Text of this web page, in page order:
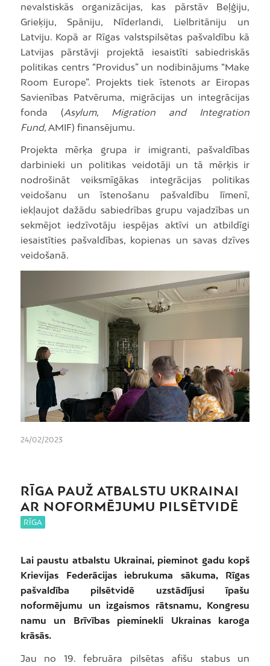
nevalstiskās organizācijas, kas pārstāv Beļģiju,
Grieķiju, Spāniju, Nīderlandi, Lielbritāniju un
Latviju. Kopā ar Rīgas valstspilsētas pašvaldību kā
Latvijas pārstāvji projektā iesaistīti sabiedriskās
politikas centrs “Providus” un nodibinājums “Make
Room Europe”. Projekts tiek īstenots ar Eiropas
Savienības Patvēruma, migrācijas un integrācijas
fonda (Asylum, Migration and Integration
Fund, AMIF) finansējumu.
Projekta mērķa grupa ir imigranti, pašvaldības
darbinieki un politikas veidotāji un tā mērķis ir
nodrošināt veiksmīgākas integrācijas politikas
veidošanu un īstenošanu pašvaldību līmenī,
iekļaujot dažādu sabiedrības grupu vajadzības un
sekmējot iedzīvotāju iespējas aktīvi un atbildīgi
iesaistīties pašvaldības, kopienas un savas dzīves
veidošanā.
24/02/2023
RĪGA PAUŽ ATBALSTU UKRAINAI
AR NOFORMĒJUMU PILSĒTVIDĒ
RĪGA
Lai paustu atbalstu Ukrainai, pieminot gadu kopš
Krievijas Federācijas iebrukuma sākuma, Rīgas
pašvaldība pilsētvidē uzstādījusi īpašu
noformējumu un izgaismos rātsnamu, Kongresu
namu un Brīvības pieminekli Ukrainas karoga
krāsās.
Jau no 19. februāra pilsētas afišu stabus un